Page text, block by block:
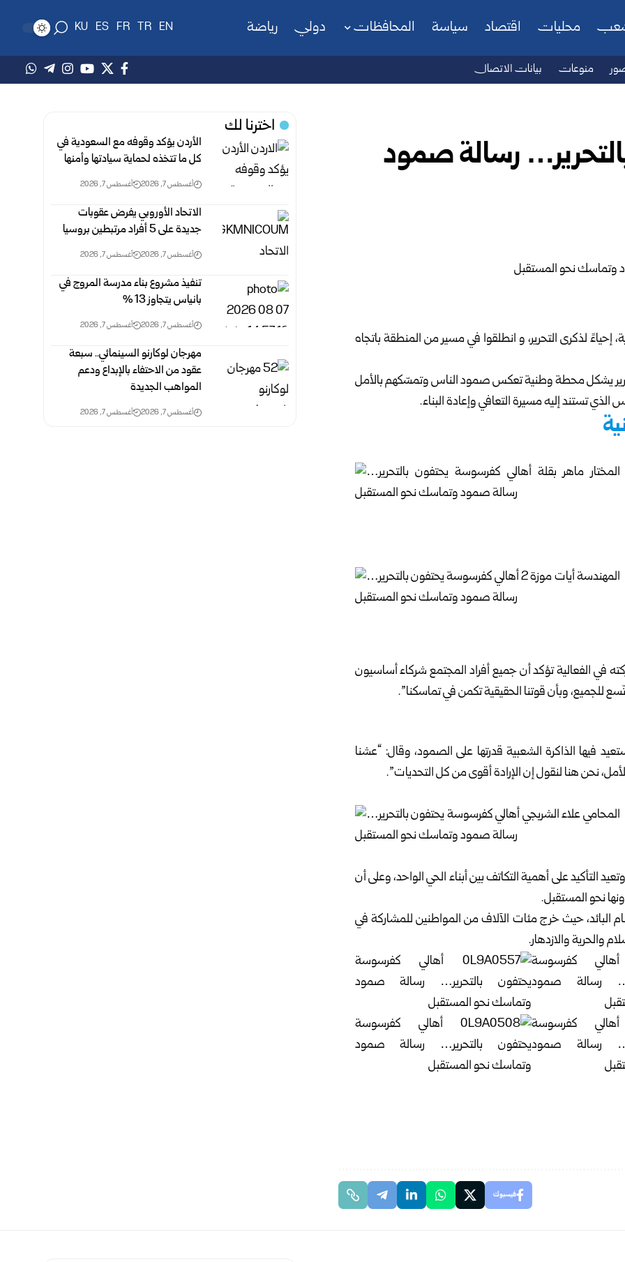
محليات اقتصاد سياسة المحافظات دولي رياضة EN
TR
FR
ES
KU
منوعات بيانات الاتصال
رسالة صمود
إحياءً لذكرى التحرير، و انطلقوا في مسير من المنطقة باتجاه
يشكل محطة وطنية تعكس صمود الناس وتمسّكهم بالأمل
تستند إليه مسيرة التعافي وإعادة البناء.
في الفعالية تؤكد أن جميع أفراد المجتمع شركاء أساسيون
للجميع، وبأن قوتنا الحقيقية تكمن في تماسكنا”.
فيها الذاكرة الشعبية قدرتها على الصمود، وقال: “عشنا
نحن هنا لنقول إن الإرادة أقوى من كل التحديات”.
التأكيد على أهمية التكاتف بين أبناء الحي الواحد، وعلى أن
نحو المستقبل.
البائد، حيث خرج مئات الآلاف من المواطنين للمشاركة في
والحرية والازدهار.
فيسبوك
اخترنا لك
الأردن يؤكد وقوفه مع السعودية في
كل ما تتخذه لحماية سيادتها وأمنها
أغسطس 7, 2026 أغسطس 7, 2026
الاتحاد الأوروبي يفرض عقوبات
جديدة على 5 أفراد مرتبطين بروسيا
أغسطس 7, 2026 أغسطس 7, 2026
تنفيذ مشروع بناء مدرسة المروج في
بانياس يتجاوز 13 %‏
أغسطس 7, 2026 أغسطس 7, 2026
مهرجان لوكارنو السينمائي.. سبعة
عقود من الاحتفاء بالإبداع ودعم
المواهب الجديدة
أغسطس 7, 2026 أغسطس 7, 2026